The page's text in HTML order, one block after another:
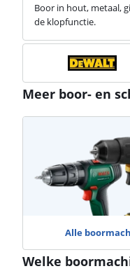
Boor in hout, metaal,
de klopfunctie.
Meer boor- en
Alle
Welke